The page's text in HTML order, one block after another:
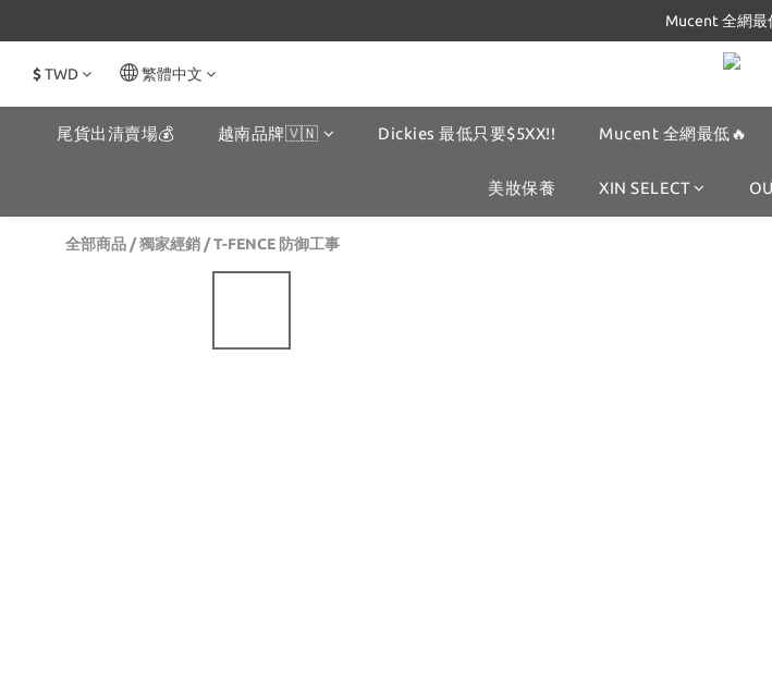
Dickies 最低只要
Mucent 全網最
Dickies 最低只要
$TWD 繁體中文
尾貨出清賣場💰 越南品牌🇻🇳 Dickies 最低只要$5XX!! Mucent 全網最低🔥
美妝保養 XIN SELECT
全部商品 /獨家經銷 /T-FENCE 防御工事